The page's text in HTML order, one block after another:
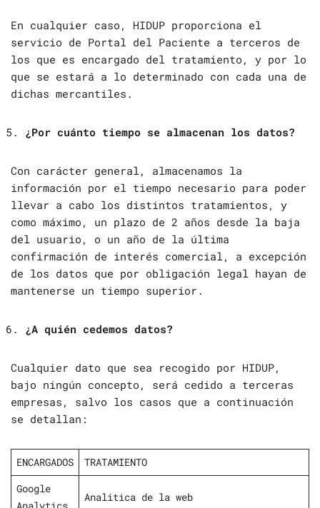
En cualquier caso, HIDUP proporciona el
servicio de Portal del Paciente a terceros de
los que es encargado del tratamiento, y por lo
que se estará a lo determinado con cada una de
dichas mercantiles.
¿Por cuánto tiempo se almacenan los datos?
Con carácter general, almacenamos la
información por el tiempo necesario para poder
llevar a cabo los distintos tratamientos, y
como máximo, un plazo de 2 años desde la baja
del usuario, o un año de la última
confirmación de interés comercial, a excepción
de los datos que por obligación legal hayan de
mantenerse un tiempo superior.
¿A quién cedemos datos?
Cualquier dato que sea recogido por HIDUP,
bajo ningún concepto, será cedido a terceras
empresas, salvo los casos que a continuación
se detallan:
ENCARGADOS TRATAMIENTO
Google
Analitica de la web